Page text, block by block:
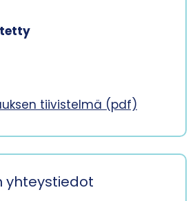
tiivistelmä (pdf)
yhteystiedot